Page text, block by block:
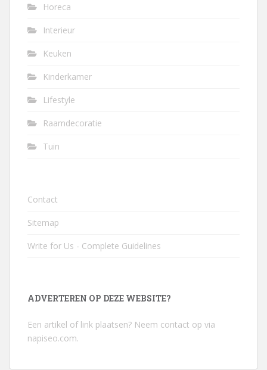
Horeca
Interieur
Keuken
Kinderkamer
Lifestyle
Raamdecoratie
Tuin
Contact
Sitemap
Write for Us - Complete Guidelines
ADVERTEREN OP DEZE WEBSITE?
Een artikel of link plaatsen? Neem contact op via
napiseo.com.